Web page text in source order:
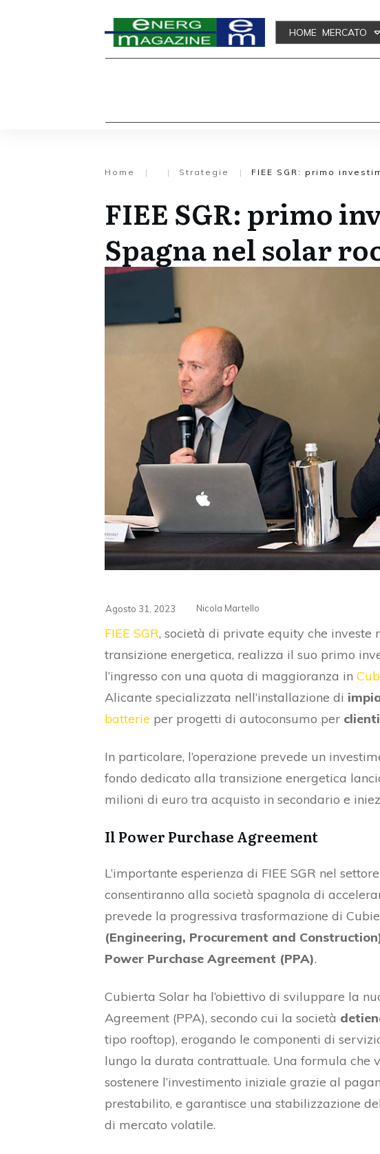
HOME MERCATO
Home | | Strategie | FIEE SGR: primo
FIEE SGR: primo
Spagna nel solar
Agosto 31, 2023 Nicola Martello
FIEE SGR, società di private equity che investe
transizione energetica, realizza il suo primo
l’ingresso con una quota di maggioranza in
Alicante specializzata nell’installazione di
batterie per progetti di autoconsumo per
In particolare, l’operazione prevede un
fondo dedicato alla transizione energetica
milioni di euro tra acquisto in secondario e
Il Power Purchase Agreement
L’importante esperienza di FIEE SGR nel
consentiranno alla società spagnola di
prevede la progressiva trasformazione di
(Engineering, Procurement and
Power Purchase Agreement (PPA).
Cubierta Solar ha l’obiettivo di sviluppare la
Agreement (PPA), secondo cui la società
tipo rooftop), erogando le componenti di
lungo la durata contrattuale. Una formula che
sostenere l’investimento iniziale grazie al
prestabilito, e garantisce una stabilizzazione
di mercato volatile.